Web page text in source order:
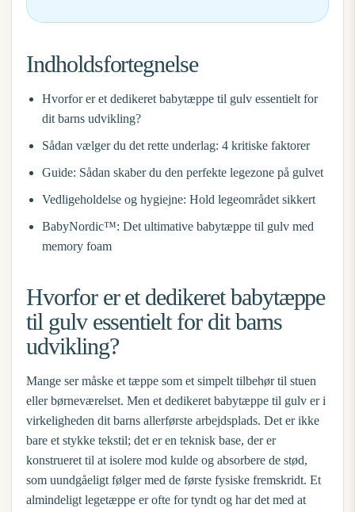
Indholdsfortegnelse
Hvorfor er et dedikeret babytæppe til gulv essentielt for
dit barns udvikling?
Sådan vælger du det rette underlag: 4 kritiske faktorer
Guide: Sådan skaber du den perfekte legezone på gulvet
Vedligeholdelse og hygiejne: Hold legeområdet sikkert
BabyNordic™: Det ultimative babytæppe til gulv med
memory foam
Hvorfor er et dedikeret babytæppe
til gulv essentielt for dit barns
udvikling?
Mange ser måske et tæppe som et simpelt tilbehør til stuen
eller børneværelset. Men et dedikeret babytæppe til gulv er i
virkeligheden dit barns allerførste arbejdsplads. Det er ikke
bare et stykke tekstil; det er en teknisk base, der er
konstrueret til at isolere mod kulde og absorbere de stød,
som uundgåeligt følger med de første fysiske fremskridt. Et
almindeligt legetæppe er ofte for tyndt og har det med at